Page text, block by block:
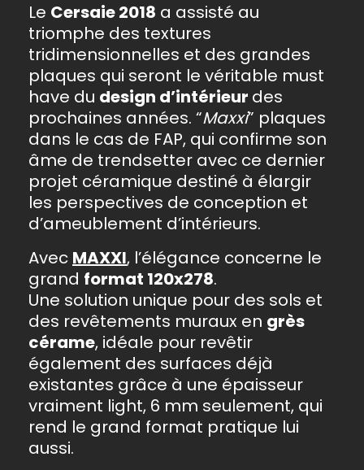
Le Cersaie 2018 a assisté au
triomphe des textures
tridimensionnelles et des grandes
plaques qui seront le véritable must
have du design d’intérieur des
prochaines années. “Maxxi” plaques
dans le cas de FAP, qui confirme son
âme de trendsetter avec ce dernier
projet céramique destiné à élargir
les perspectives de conception et
d’ameublement d’intérieurs.
Avec MAXXI, l’élégance concerne le
grand format 120x278.
Une solution unique pour des sols et
des revêtements muraux en grès
cérame, idéale pour revêtir
également des surfaces déjà
existantes grâce à une épaisseur
vraiment light, 6 mm seulement, qui
rend le grand format pratique lui
aussi.